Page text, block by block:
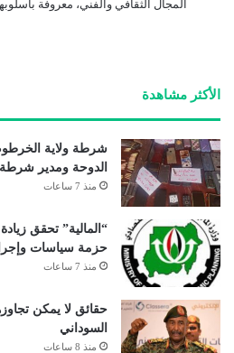
المجال الثقافي والفني، معروفة
الأكثر مشاهدة
شرطة ولاية
الدوحة ومدير شرطة
منذ 7 ساعات
“المالية” تحقق
حزمة سياسات
منذ 7 ساعات
حقائق لا يمكن
السوداني
منذ 8 ساعات